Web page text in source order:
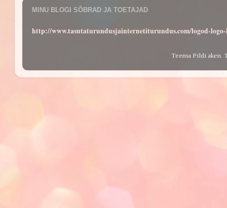
MINU BLOGI SÕBRAD JA TOETAJAD
http://www.tasutaturundusjainternetiturundus.com/logod-
Teema Pildi aken.